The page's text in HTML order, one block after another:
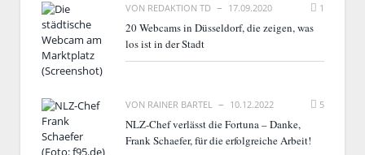
VON REDAKTION TD 17.09.2020 1
20 Webcams in Düsseldorf, die zeigen, was
los ist in der Stadt
VON RAINER BARTEL 10.12.2022 5
NLZ-Chef verlässt die Fortuna – Danke,
Frank Schaefer, für die erfolgreiche Arbeit!